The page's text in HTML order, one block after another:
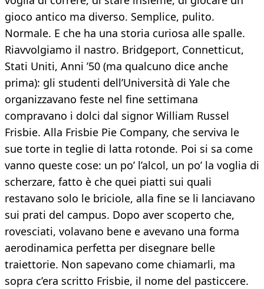
gioco antico ma diverso. Semplice, pulito.
Normale. E che ha una storia curiosa alle spalle.
Riavvolgiamo il nastro. Bridgeport, Connetticut,
Stati Uniti, Anni ’50 (ma qualcuno dice anche
prima): gli studenti dell’Università di Yale che
organizzavano feste nel fine settimana
compravano i dolci dal signor William Russel
Frisbie. Alla Frisbie Pie Company, che serviva le
sue torte in teglie di latta rotonde. Poi si sa come
vanno queste cose: un po’ l’alcol, un po’ la voglia di
scherzare, fatto è che quei piatti sui quali
restavano solo le briciole, alla fine se li lanciavano
sui prati del campus. Dopo aver scoperto che,
rovesciati, volavano bene e avevano una forma
aerodinamica perfetta per disegnare belle
traiettorie. Non sapevano come chiamarli, ma
sopra c’era scritto Frisbie, il nome del pasticcere.